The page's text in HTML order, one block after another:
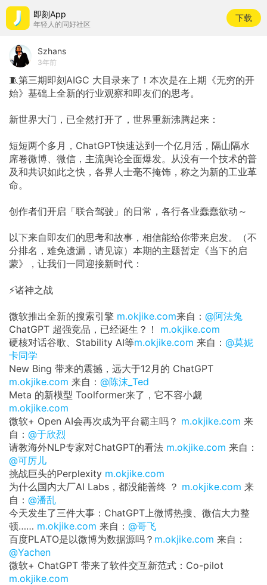
即刻App
年轻人的同好社区
下载
Szhans
3年前
🧵第三期即刻AIGC 大目录来了！本次是在上期《无穷的开
始》基础上全新的行业观察和即友们的思考。
新世界大门，已全然打开了，世界重新沸腾起来：
短短两个多月，ChatGPT快速达到一个亿月活，隔山隔水
席卷微博、微信，主流舆论全面爆发。从没有一个技术的普
及和共识如此之快，各界人士毫不掩饰，称之为新的工业革
命。
创作者们开启「联合驾驶」的日常，各行各业蠢蠢欲动～
以下来自即友们的思考和故事，相信能给你带来启发。（不
分排名，难免遗漏，请见谅）本期的主题暂定《当下的启
蒙》，让我们一同迎接新时代：
⚡️诸神之战
微软推出全新的搜索引擎 m.okjike.com来自： @阿法兔
ChatGPT 超强竞品，已经诞生？！ m.okjike.com
硬核对话谷歌、Stability AI等m.okjike.com 来自： @莫妮
卡同学
New Bing 带来的震撼，远大于12月的 ChatGPT
m.okjike.com 来自： @陈沫_Ted
Meta 的新模型 Toolformer来了，它不容小觑
m.okjike.com
微软+ Open AI会再次成为平台霸主吗？ m.okjike.com 来
自： @于欣烈
请教海外NLP专家对ChatGPT的看法 m.okjike.com 来自：
@可厉儿
挑战巨头的Perplexity m.okjike.com
为什么国内大厂AI Labs，都没能善终 ？ m.okjike.com 来
自： @潘乱
今天发生了三件大事：ChatGPT上微博热搜、微信大力整
顿…… m.okjike.com 来自： @哥飞
百度PLATO是以微博为数据源吗？ m.okjike.com 来自：
@Yachen
微软+ ChatGPT 带来了软件交互新范式：Co-pilot
m.okjike.com